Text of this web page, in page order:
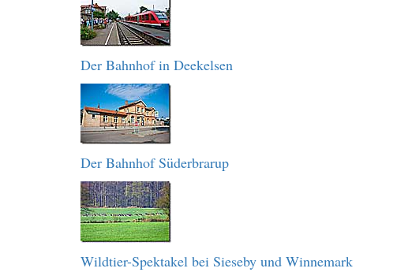
Der Bahnhof in Deekelsen
Der Bahnhof Süderbrarup
Wildtier-Spektakel bei Sieseby und Winnemark